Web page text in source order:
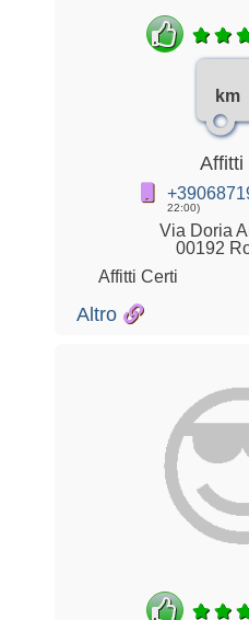
km
Affitti
22:00)
Via Doria
00192
Affitti Certi
Altro